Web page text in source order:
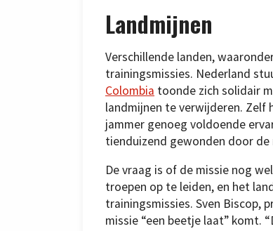
Landmijnen
Verschillende landen,
trainingsmissies. Nederland
Colombia toonde zich solidair
landmijnen te verwijderen. Zelf
jammer genoeg voldoende
tienduizend gewonden door de
De vraag is of de missie nog
troepen op te leiden, en het
trainingsmissies. Sven Biscop,
missie “een beetje laat” komt.